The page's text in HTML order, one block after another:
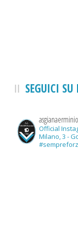
SEGUICI
asgianaerminio
Official
Milano, 3 -